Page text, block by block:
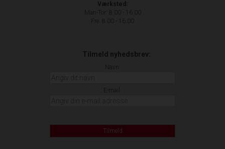
Værksted:
Man-Tor: 8.00 - 16.00
Fre: 8.00 - 16.00
Tilmeld nyhedsbrev:
Navn:
E-mail:
Tilmeld